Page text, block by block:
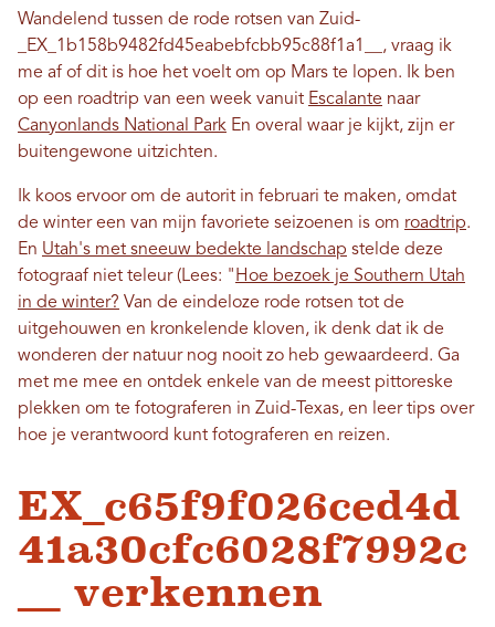
Wandelend tussen de rode rotsen van Zuid-
_EX_1b158b9482fd45eabebfcbb95c88f1a1__, vraag ik
me af of dit is hoe het voelt om op Mars te lopen. Ik ben
op een roadtrip van een week vanuit Escalante naar
Canyonlands National Park En overal waar je kijkt, zijn er
buitengewone uitzichten.
Ik koos ervoor om de autorit in februari te maken, omdat
de winter een van mijn favoriete seizoenen is om roadtrip.
En Utah's met sneeuw bedekte landschap stelde deze
fotograaf niet teleur (Lees: " Hoe bezoek je Southern Utah
in de winter? Van de eindeloze rode rotsen tot de
uitgehouwen en kronkelende kloven, ik denk dat ik de
wonderen der natuur nog nooit zo heb gewaardeerd. Ga
met me mee en ontdek enkele van de meest pittoreske
plekken om te fotograferen in Zuid-Texas, en leer tips over
hoe je verantwoord kunt fotograferen en reizen.
EX_c65f9f026ced4d
41a30cfc6028f7992c
__ verkennen